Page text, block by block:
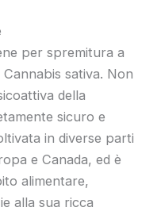
per spremitura a
sativa. Non
della
sicuro e
in diverse parti
e Canada, ed è
alimentare,
alla sua ricca